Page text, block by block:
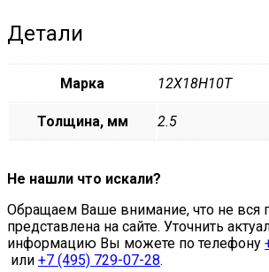
Детали
Марка 12Х18Н10Т
Толщина, мм 2.5
Не нашли что искали?
Обращаем Ваше внимание, что не вся
представлена на сайте. Уточнить
информацию Вы можете по телефону
или +7 (495) 729-07-28.